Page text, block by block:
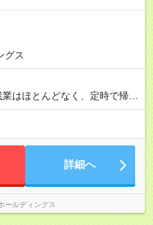
グス
務は進捗管理や事務が中心な
れば、自然と区切りをつけ
詳細へ
ールディングス